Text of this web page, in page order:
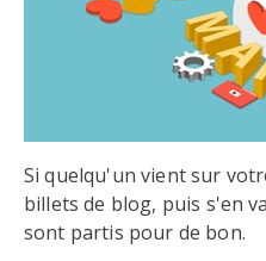
Si quelqu'un vient sur
billets de blog, puis s'en
sont partis pour de bon.